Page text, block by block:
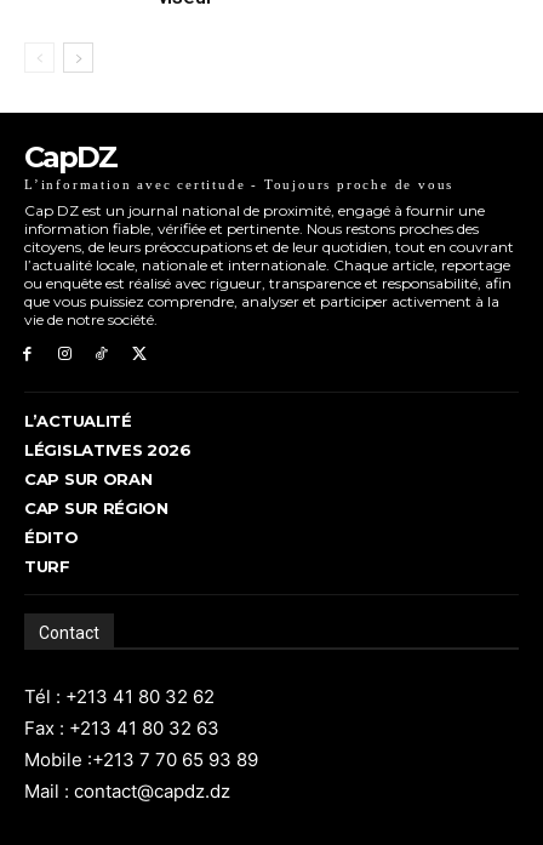
CapDZ
L’information avec certitude - Toujours proche de vous
Cap DZ est un journal national de proximité, engagé à fournir une
information fiable, vérifiée et pertinente. Nous restons proches des
citoyens, de leurs préoccupations et de leur quotidien, tout en couvrant
l’actualité locale, nationale et internationale. Chaque article, reportage
ou enquête est réalisé avec rigueur, transparence et responsabilité, afin
que vous puissiez comprendre, analyser et participer activement à la
vie de notre société.
L’ACTUALITÉ
LÉGISLATIVES 2026
CAP SUR ORAN
CAP SUR RÉGION
ÉDITO
TURF
Contact
Tél : +213 41 80 32 62
Fax : +213 41 80 32 63
Mobile :+213 7 70 65 93 89
Mail : contact@capdz.dz